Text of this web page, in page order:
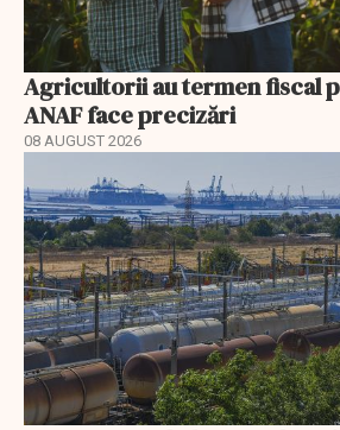
Agricultorii au termen fiscal
ANAF face precizări
08 AUGUST 2026